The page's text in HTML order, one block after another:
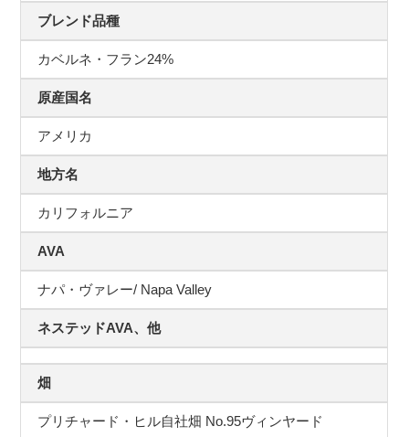
ブレンド品種
カベルネ・フラン24%
原産国名
アメリカ
地方名
カリフォルニア
AVA
ナパ・ヴァレー/ Napa Valley
ネステッドAVA、他
畑
プリチャード・ヒル自社畑 No.95ヴィンヤード